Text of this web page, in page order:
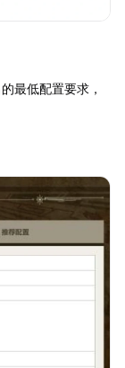
最低配置要求，